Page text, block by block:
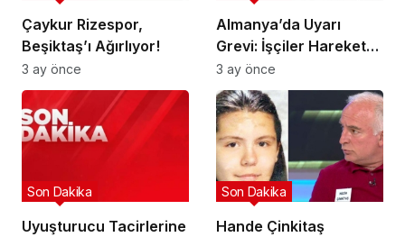
Çaykur Rizespor,
Beşiktaş’ı Ağırlıyor!
3 ay önce
Almanya’da Uyarı
Grevi: İşçiler Harekete
Geçti!
3 ay önce
Uyuşturucu Tacirlerine
Son Dakika
Hande Çinkitaş
Son Dakika